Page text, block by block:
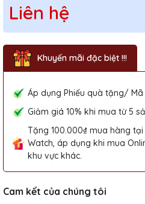
Liên hệ
Khuyến mãi đặc biệt !!!
Áp dụng Phiếu quà tặng/
Giảm giá 10% khi mua từ 5
Tặng 100.000₫ mua hàng
Watch, áp dụng khi mua
khu vực khác.
Cam kết của chúng tôi